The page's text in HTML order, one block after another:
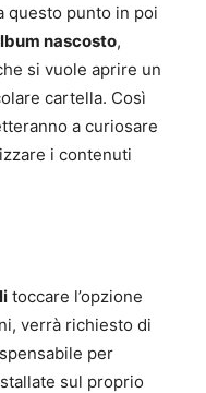
questo punto in poi
nascosto,
si vuole aprire un
cartella. Così
a curiosare
i contenuti
toccare l’opzione
verrà richiesto di
per
sul proprio